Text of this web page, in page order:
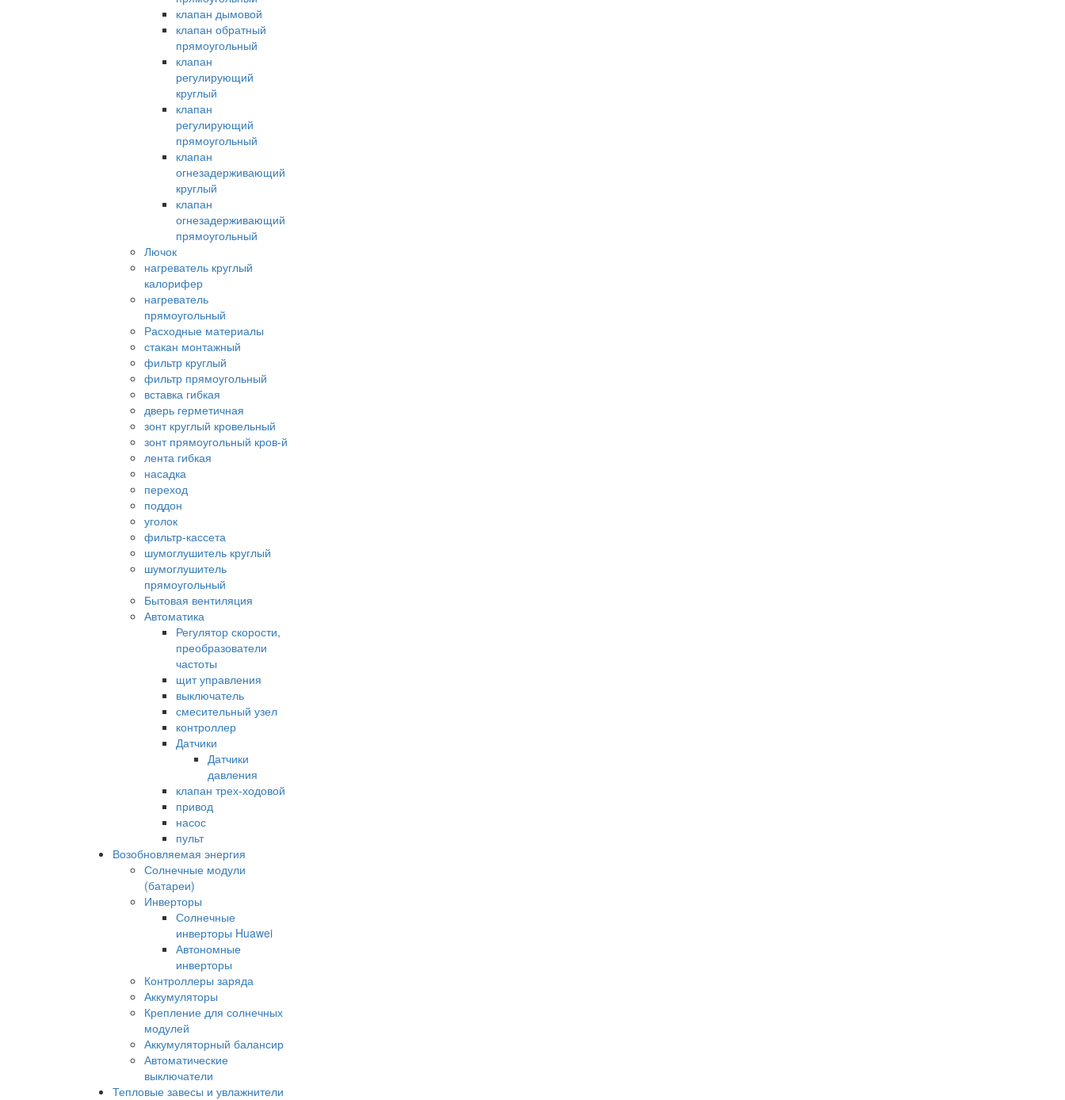
клапан дымовой
клапан обратный
прямоугольный
клапан
регулирующий
круглый
клапан
регулирующий
прямоугольный
клапан
огнезадерживающий
круглый
клапан
огнезадерживающий
прямоугольный
Лючок
нагреватель круглый
калорифер
нагреватель
прямоугольный
Расходные материалы
стакан монтажный
фильтр круглый
фильтр прямоугольный
вставка гибкая
дверь герметичная
зонт круглый кровельный
зонт прямоугольный кров-й
лента гибкая
насадка
переход
поддон
уголок
фильтр-кассета
шумоглушитель круглый
шумоглушитель
прямоугольный
Бытовая вентиляция
Автоматика
Регулятор скорости,
преобразователи
частоты
щит управления
выключатель
смесительный узел
контроллер
Датчики
Датчики
давления
клапан трех-ходовой
привод
насос
пульт
Возобновляемая энергия
Солнечные модули
(батареи)
Инверторы
Солнечные
инверторы Huawei
Автономные
инверторы
Контроллеры заряда
Аккумуляторы
Крепление для солнечных
модулей
Аккумуляторный балансир
Автоматические
выключатели
Тепловые завесы и увлажнители